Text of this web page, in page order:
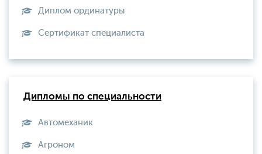
Диплом ординатуры
Сертификат специалиста
Дипломы по специальности
Автомеханик
Агроном